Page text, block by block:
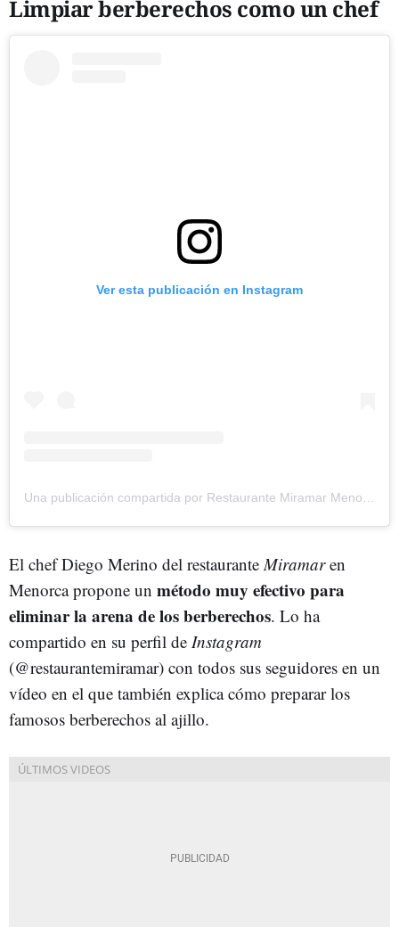
Limpiar berberechos como un chef
Ver esta publicación en Instagram
El chef Diego Merino del restaurante Miramaren
Menorca propone un método muy efectivo para
eliminar la arena de los berberechos. Lo ha
compartido en su perfil de Instagram
(@restaurantemiramar) con todos sus seguidores en un
vídeo en el que también explica cómo preparar los
famosos berberechos al ajillo.